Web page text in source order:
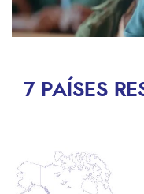
7 PAÍSES